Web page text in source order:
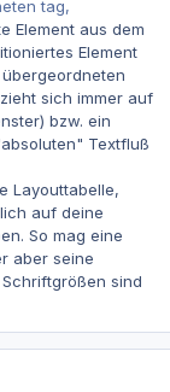
tag,
Element aus dem
Element
sich immer auf
bzw. ein
Textfluß
Layouttabelle,
auf deine
So mag eine
aber seine
sind